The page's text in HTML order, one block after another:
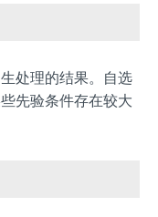
处理的结果。自选
先验条件存在较大